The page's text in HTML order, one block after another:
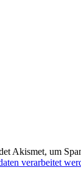
Akismet, um
verarbeitet